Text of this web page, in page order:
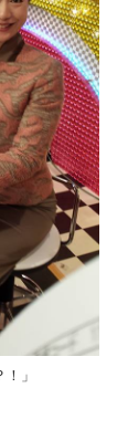
」